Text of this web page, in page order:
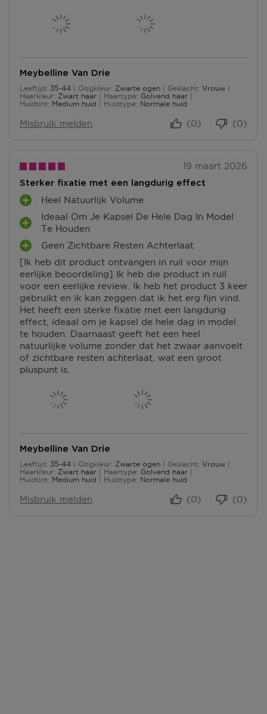
Meybelline Van Drie
Leeftijd
35 tot 4435-44 Oogkleur Zwarte ogen Geslacht
Vrouw
Haarkleur
Zwart haar Haartype
Golvend haar
Huidtint
Medium huid Huidtype Normale huid
Misbruik melden (0)
(0)
19 maart 2026
Sterker fixatie met een langdurig effect
[Ik heb dit product ontvangen in ruil voor mijn
eerlijke beoordeling] Ik heb die product in ruil
voor een eerlijke review. Ik heb het product 3 keer
gebruikt en ik kan zeggen dat ik het erg fijn vind.
Het heeft een sterke fixatie met een langdurig
effect, ideaal om je kapsel de hele dag in model
te houden. Daarnaast geeft het een heel
natuurlijke volume zonder dat het zwaar aanvoelt
of zichtbare resten achterlaat, wat een groot
pluspunt is.
P
L
U
S
P
U
N
T
E
N
Heel Natuurlijk Volume
P
L
U
S
P
U
N
T
E
N
Ideaal Om Je Kapsel De Hele Dag In Model
Te Houden
P
L
U
S
P
U
N
T
E
N
Geen Zichtbare Resten Achterlaat
Meybelline Van Drie
Leeftijd
35 tot 4435-44 Oogkleur Zwarte ogen Geslacht
Vrouw
Haarkleur
Zwart haar Haartype
Golvend haar
Huidtint
Medium huid Huidtype Normale huid
Misbruik melden (0)
(0)